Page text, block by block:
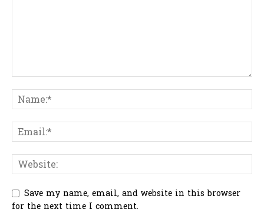
Save my name, email, and website in this browser
for the next time I comment.